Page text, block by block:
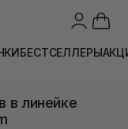
БЕСТСЕЛЛЕРЫ
в линейке